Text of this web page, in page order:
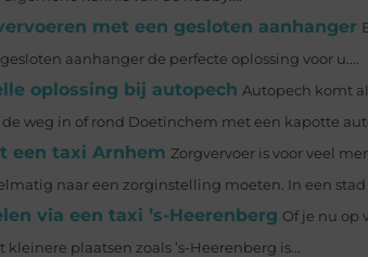
met een gesloten aanhanger
aanhanger de perfecte oplossing voor u....
oplossing bij autopech Autopech komt
weg in of rond Doetinchem met een kapotte
een taxi Arnhem Zorgvervoer is voor veel
naar een zorginstelling moeten. In een stad
via een taxi ’s-Heerenberg Of je nu op
plaatsen zoals ’s-Heerenberg is...